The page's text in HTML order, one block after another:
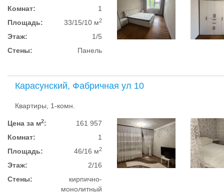
Комнат:
1
Площадь:
33/15/10 м2
Этаж:
1/5
Стены:
Панель
Карасунский, Фабричная ул 10
Квартиры, 1-комн.
Цена за м2:
161 957
Комнат:
1
Площадь:
46/16 м2
Этаж:
2/16
Стены:
кирпично-
монолитный